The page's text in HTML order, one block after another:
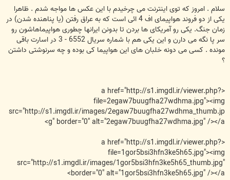
ت
سلام . امروز که توی اینترنت می چرخیدم با این عکس ها مواجه شدم . ظاهرا
یکی از دو فروند هواپیمای اف 4 ائی است که به عراق رفتن (یا پناهنده شدن) در
زمان جنگ. یکی رو آمریکای ها بردن تا بدونن ایرانها چطوری هواپیماهاشون رو
سر پا نگه می دارن و این یکی هم با شماره سریال 6552 - 3 در اسارت باقی
مونده . کسی می دونه خلبان های این هواپیما کی بوده و چه سرنوشتی داشتن
؟
<a href="http://s1.imgdl.ir/viewer.php?
file=2egaw7buugfha27wdhma.jpg"><img
src="http://s1.imgdl.ir/images/2egaw7buugfha27wdhma_thumb.jp
g" border="0" alt="2egaw7buugfha27wdhma.jpg" /></a>
<a href="http://s1.imgdl.ir/viewer.php?
file=1gor5bsi3hfn3ke5h65.jpg"><img
src="http://s1.imgdl.ir/images/1gor5bsi3hfn3ke5h65_thumb.jpg"
border="0" alt="1gor5bsi3hfn3ke5h65.jpg" /></a>